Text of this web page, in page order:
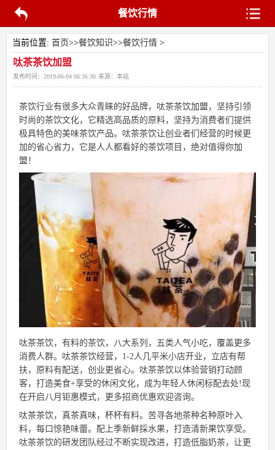
餐饮行情
当前位置: 首页>>餐饮知识>>餐饮行情>
呔茶茶饮加盟
发布时间： 2019-06-04 06:36:30 来源： 本站
茶饮行业有很多大众青睐的好品牌，呔茶茶饮加盟 ，坚持引领
时尚的茶饮文化，它精选高品质的原料，坚持为消费者们提供
极具特色的美味茶饮产品。呔茶茶饮让创业者们经营的时候更
加的省心省力，它是人人都看好的茶饮项目，绝对值得你加
盟 ！
呔茶茶饮，有料的茶饮，八大系列，五类人气小吃，覆盖更多
消费人群。呔茶茶饮经营，1-2人几平米小店开业，立店有帮
扶，原料有配送，创业更省心。呔茶茶饮以体验营销打动顾
客，打造美食+享受的休闲文化，成为年轻人休闲标配去处!现
在开启八月钜惠模式，更多招商优惠欢迎咨询。
呔茶茶饮，真茶真味，杯杯有料。苦寻各地茶种名种原叶入
料，每口惊艳味蕾。配上季新鲜採水果，打造清新果饮享受。
呔茶茶饮的研发团队经过不断实现改进，打造低脂奶茶，让更